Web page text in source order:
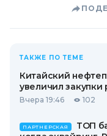
ТАКЖЕ ПО ТЕМЕ
Китайский
увеличил
Вчера 19:46 102
ПАРТНЕРСКАЯ
ТОП